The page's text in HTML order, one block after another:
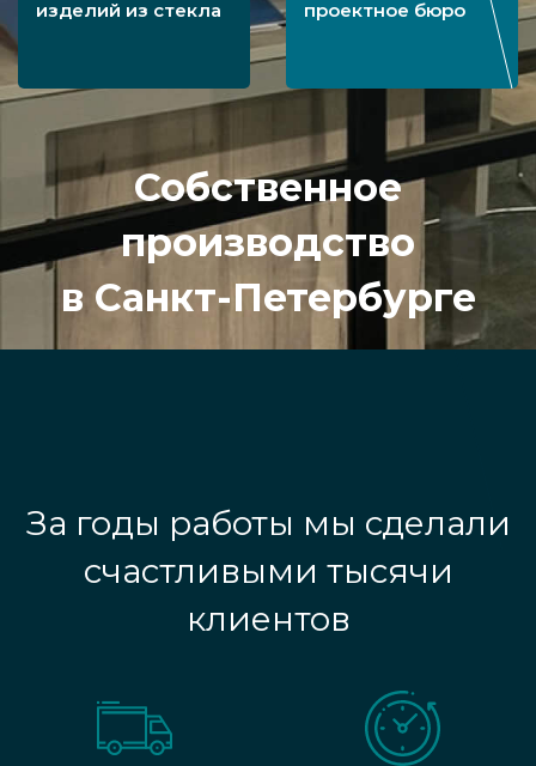
изделий из стекла проектное бюро
Собственное
производство
в Санкт-Петербурге
За годы работы мы сделали
счастливыми тысячи
клиентов